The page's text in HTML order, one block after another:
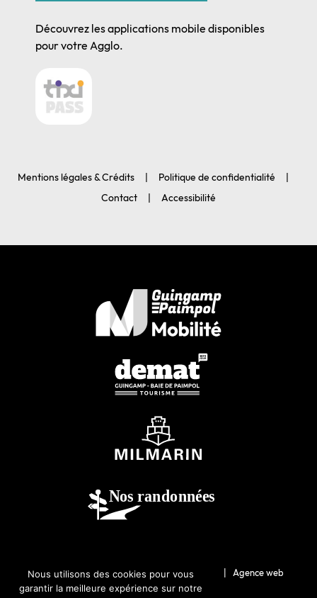
Découvrez les applications mobile disponibles
pour votre Agglo.
Mentions légales & Crédits
Politique de confidentialité
Contact
Accessibilité
© 2026-Guingamp-Paimpol Agglomération | Agence web
Lannion : Coqueliko
Nous utilisons des cookies pour vous
garantir la meilleure expérience sur notre